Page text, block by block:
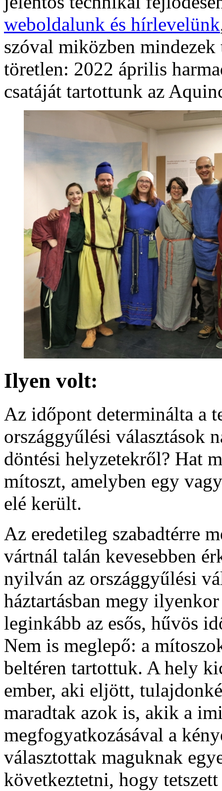
weboldalunk és hírlevelünk
szóval miközben
töretlen: 2022 április
csatáját tartottunk az
Ilyen volt:
Az időpont determinálta a
országgyűlési választások
döntési helyzetekről? Hat
mítoszt, amelyben egy
elé került.
Az eredetileg szabadtérre
vártnál talán kevesebben
nyilván az országgyűlési
háztartásban megy
leginkább az esős, hűvös
Nem is meglepő: a
beltéren tartottuk. A hely
ember, aki eljött,
maradtak azok is, akik a
megfogyatkozásával a
választottak maguknak
következtetni, hogy